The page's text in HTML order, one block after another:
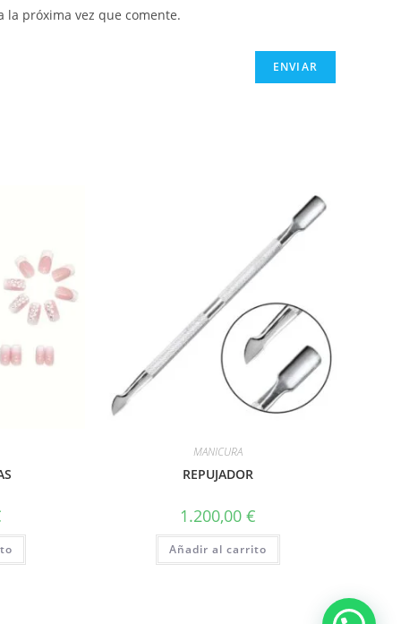
la próxima vez que comente.
MANICURA
REPUJADOR
1.200,00€
Añadir al carrito